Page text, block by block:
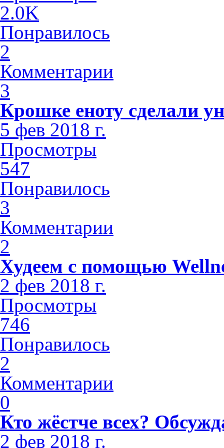
2.0K
Понравилось
2
Комментарии
3
Крошке еноту сделали
5 фев 2018 г.
Просмотры
547
Понравилось
3
Комментарии
2
Худеем с помощью
2 фев 2018 г.
Просмотры
746
Понравилось
2
Комментарии
0
Кто жёстче всех?
2 фев 2018 г.